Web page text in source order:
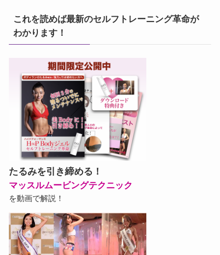
これを読めば最新のセルフトレーニング革命が
わかります！
たるみを引き締める！
マッスルムービングテクニック
を動画で解説！